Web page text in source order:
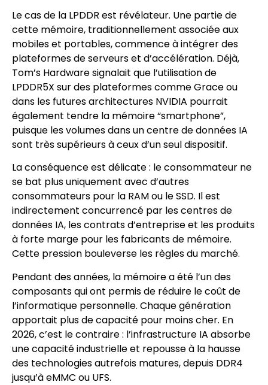
Le cas de la LPDDR est révélateur. Une partie de
cette mémoire, traditionnellement associée aux
mobiles et portables, commence à intégrer des
plateformes de serveurs et d’accélération. Déjà,
Tom’s Hardware signalait que l’utilisation de
LPDDR5X sur des plateformes comme Grace ou
dans les futures architectures NVIDIA pourrait
également tendre la mémoire “smartphone”,
puisque les volumes dans un centre de données IA
sont très supérieurs à ceux d’un seul dispositif.
La conséquence est délicate : le consommateur ne
se bat plus uniquement avec d’autres
consommateurs pour la RAM ou le SSD. Il est
indirectement concurrencé par les centres de
données IA, les contrats d’entreprise et les produits
à forte marge pour les fabricants de mémoire.
Cette pression bouleverse les règles du marché.
Pendant des années, la mémoire a été l’un des
composants qui ont permis de réduire le coût de
l’informatique personnelle. Chaque génération
apportait plus de capacité pour moins cher. En
2026, c’est le contraire : l’infrastructure IA absorbe
une capacité industrielle et repousse à la hausse
des technologies autrefois matures, depuis DDR4
jusqu’à eMMC ou UFS.